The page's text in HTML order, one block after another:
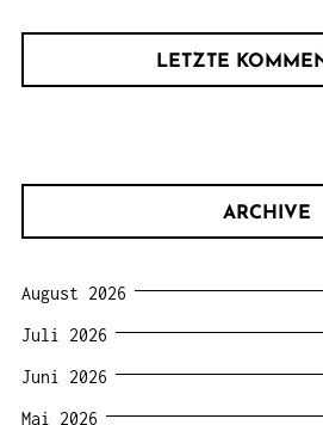
LETZTE
ARCHIVE
August 2026
Juli 2026
Juni 2026
Mai 2026